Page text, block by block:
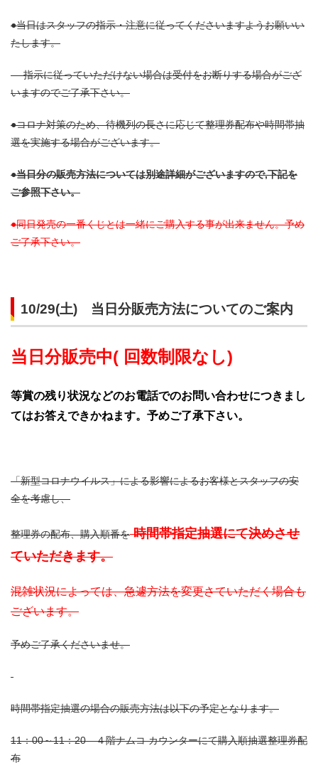
●当日はスタッフの指示・注意に従ってくださいますようお願いい
たします。
指示に従っていただけない場合は受付をお断りする場合がござ
いますのでご了承下さい。
●コロナ対策のため、待機列の長さに応じて整理券配布や時間帯抽
選を実施する場合がございます。
●当日分の販売方法については別途詳細がございますので,下記を
ご参照下さい。
●同日発売の一番くじとは一緒にご購入する事が出来ません。予め
ご了承下さい。
10/29(土) 当日分販売方法についてのご案内
当日分販売中( 回数制限なし)
等賞の残り状況などのお電話でのお問い合わせにつきまし
てはお答えできかねます。予めご了承下さい。
「新型コロナウイルス」による影響によるお客様とスタッフの安
全を考慮し、
整理券の配布、購入順番を 時間帯指定抽選にて決めさせ
ていただきます。
混雑状況によっては、急遽方法を変更さていただく場合も
ございます。
予めご了承くださいませ。
時間帯指定抽選の場合の販売方法は以下の予定となります。
11：00～11：20 ４階ナムコ カウンターにて購入順抽選整理券配
布